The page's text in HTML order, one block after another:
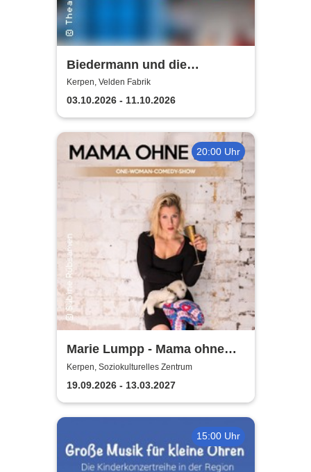
Biedermann und die
Brandstifter -
Theaterensemble dell' arte
e.V.
Kerpen, Velden Fabrik
03.10.2026 - 11.10.2026
20:00 Uhr
Marie Lumpp - Mama ohne
Plan
Kerpen, Soziokulturelles Zentrum
19.09.2026 - 13.03.2027
15:00 Uhr